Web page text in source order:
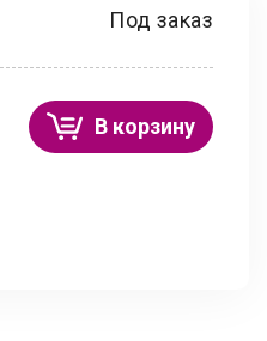
Под заказ
В корзину